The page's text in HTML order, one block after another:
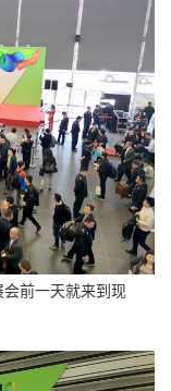
前一天就来到现